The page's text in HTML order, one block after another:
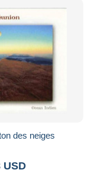
des neiges
USD